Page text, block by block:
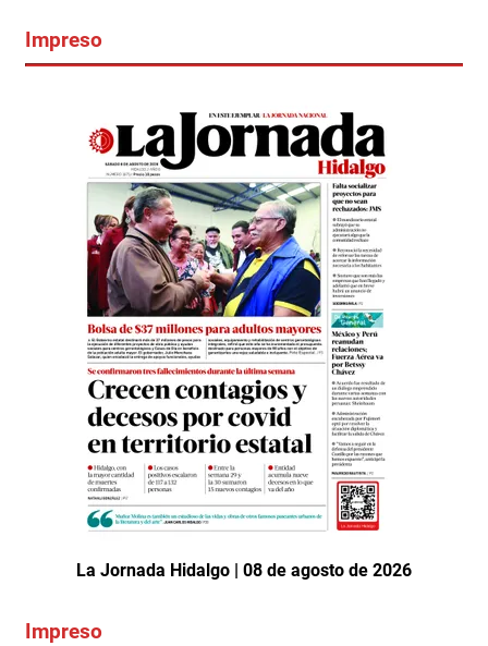
Impreso
La Jornada Hidalgo | 08 de agosto de 2026
Impreso